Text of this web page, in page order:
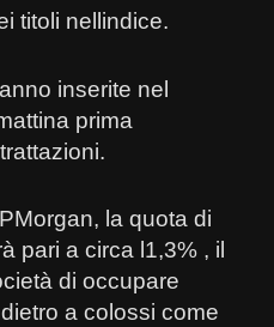
titoli nellindice.
inserite nel
prima
la quota di
pari a circa l1,3% , il
di occupare
a colossi come